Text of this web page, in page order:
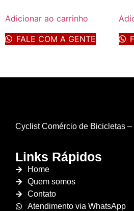
Adicionar ao carrinho
FALE COM A GENTE
Cyclist Comércio de Bicicletas
Links Rápidos
Home
Quem somos
Contato
Atendimento via WhatsApp